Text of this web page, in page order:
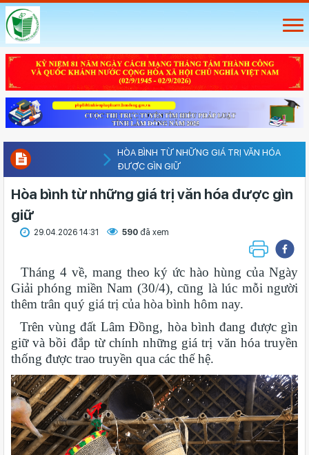
HÒA BÌNH TỪ NHỮNG GIÁ TRỊ VĂN HÓA
ĐƯỢC GÌN GIỮ
Hòa bình từ những giá trị văn hóa được gìn
giữ
29.04.2026 14:31 590 đã xem
Tháng 4 về, mang theo ký ức hào hùng của Ngày
Giải phóng miền Nam (30/4), cũng là lúc mỗi người
thêm trân quý giá trị của hòa bình hôm nay.
Trên vùng đất Lâm Đồng, hòa bình đang được gìn
giữ và bồi đắp từ chính những giá trị văn hóa truyền
thống được trao truyền qua các thế hệ.